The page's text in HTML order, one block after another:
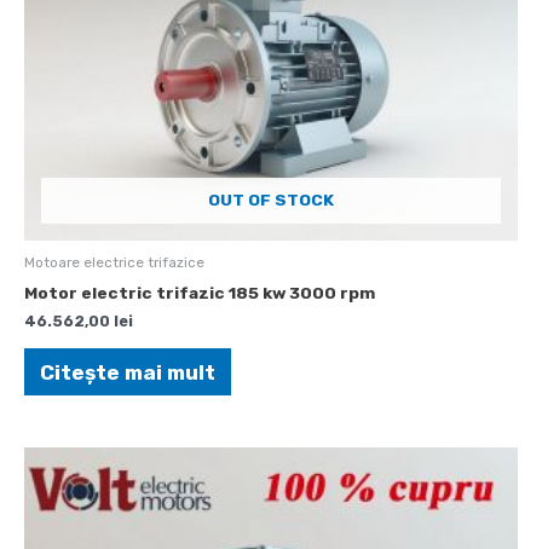
OUT OF STOCK
Motoare electrice trifazice
Motor electric trifazic 185 kw 3000 rpm
46.562,00 lei
Citește mai mult